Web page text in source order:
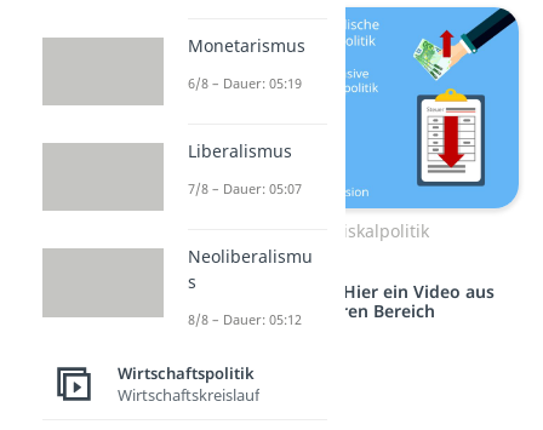
Expansive Fiskalpolitik
Studyflix vernetzt: Hier ein Video aus
einem anderen Bereich
Monetarismus
6/8 – Dauer: 05:19
Liberalismus
7/8 – Dauer: 05:07
Neoliberalismu
s
8/8 – Dauer: 05:12
Wirtschaftspolitik
Wirtschaftskreislauf